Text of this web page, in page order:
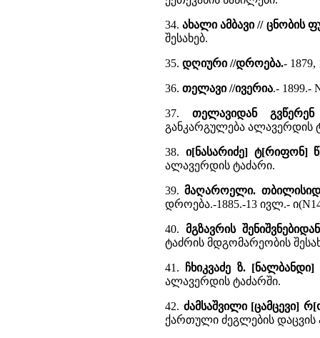
34.ახალი ამბავი // ცნობის
შესახებ.
35. დღიური //დროება.-
36. თელავი //ივერია.- 1899.-
37. თელავიდან
განკარგულება ალავერდის
38. ი[ნასარიძე] ტ[რიფონ]
ალავერდის ტაძარი.
39.მაღაროელი.
დროება.-1885.-13 ივლ.-
40. მგზავრის
ტაძრის მდგომარეობის
41.
ჩხიკვაძე ზ. [ნალბანდი]
ალავერდის ტაძარში.
42. ძამსაშვილი [ცამცევი]
ქართული ძეგლების დაცვის